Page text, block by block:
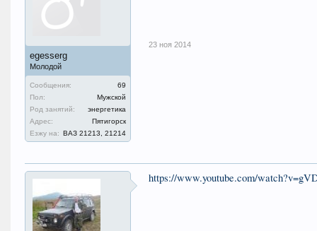
egesserg
Молодой
Сообщения:
69
Пол:
Мужской
Род занятий:
энергетика
Адрес:
Пятигорск
Езжу на: ВАЗ 21213, 21214
23 ноя 2014
https://www.youtube.com/